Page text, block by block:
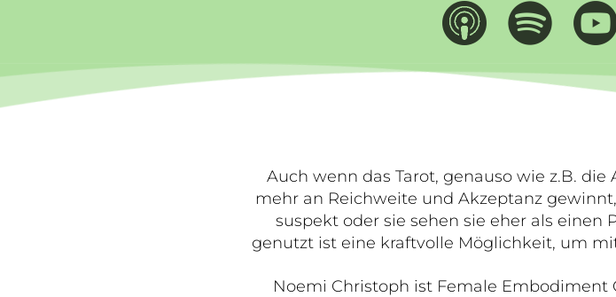
Auch wenn das Tarot, genauso wie z.B.
mehr an Reichweite und Akzeptanz
suspekt oder sie sehen sie eher als einen
genutzt ist eine kraftvolle Möglichkeit, um
Noemi Christoph ist Female Embodiment